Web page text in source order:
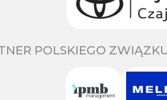
POLSKIEGO